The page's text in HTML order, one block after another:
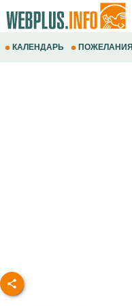
КАЛЕНДАРЬ ПОЖЕЛАНИЯ